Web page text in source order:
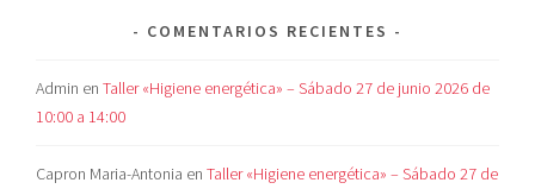
COMENTARIOS RECIENTES
Admin enTaller «Higiene energética» – Sábado 27 de junio 2026 de
10:00 a 14:00
Capron Maria-Antonia enTaller «Higiene energética» – Sábado 27 de